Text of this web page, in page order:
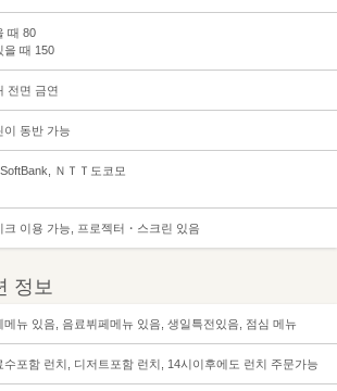
때 80
을 때 150
전면 금연
이 동반 가능
ＮＴＴ도코모
크 이용 가능, 프로젝터・스크린 있음
정보
메뉴 있음, 음료뷔페메뉴 있음, 생일특전있음, 점심 메뉴
수포함 런치, 디저트포함 런치, 14시이후에도 런치 주문가능